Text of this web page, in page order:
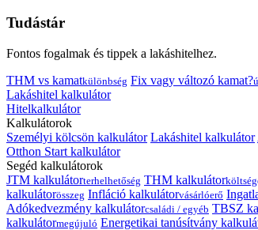
Tudástár
Fontos fogalmak és tippek a lakáshitelhez.
THM vs kamatkülönbség Fix vagy változó kamat?
Lakáshitel kalkulátor
Hitelkalkulátor
Kalkulátorok
Személyi kölcsön kalkulátor Lakáshitel kalkulátor
Otthon Start kalkulátor
Segéd kalkulátorok
JTM kalkulátorterhelhetőség THM kalkulátor
kalkulátorösszeg Infláció kalkulátorvásárlóerő
Adókedvezmény kalkulátorcsaládi / egyéb TBSZ
kalkulátormegújuló Energetikai tanúsítvány